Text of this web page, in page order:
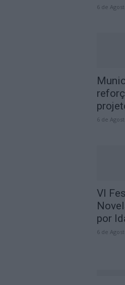
6 de
6 de
VI
por
6 de